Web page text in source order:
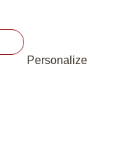
Personalize